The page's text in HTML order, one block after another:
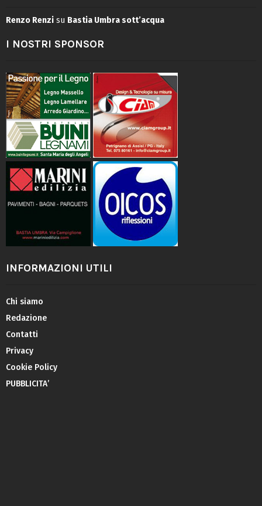
Renzo Renzi su Bastia Umbra sott’acqua
I NOSTRI SPONSOR
INFORMAZIONI UTILI
Chi siamo
Redazione
Contatti
Privacy
Cookie Policy
PUBBLICITA’